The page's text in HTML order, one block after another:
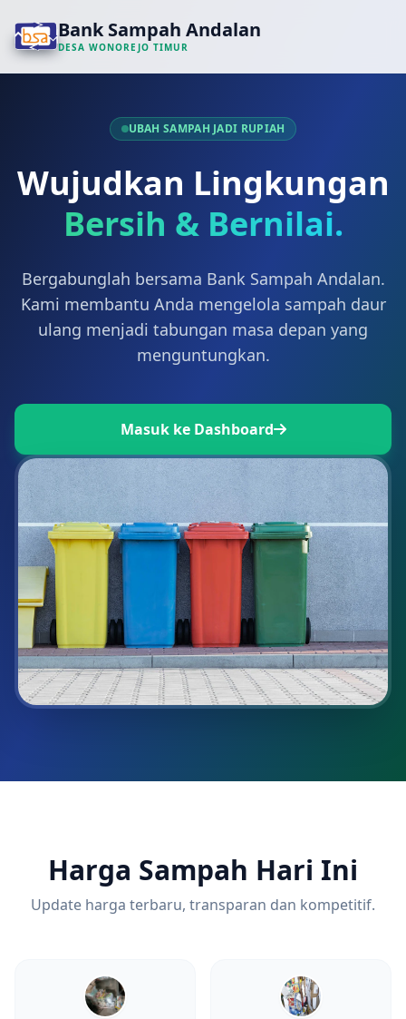
Bank Sampah Andalan
DESA WONOREJO TIMUR
UBAH SAMPAH JADI RUPIAH
Wujudkan Lingkungan
Bersih & Bernilai.
Bergabunglah bersama Bank Sampah Andalan.
Kami membantu Anda mengelola sampah daur
ulang menjadi tabungan masa depan yang
menguntungkan.
Masuk ke Dashboard
Harga Sampah Hari Ini
Update harga terbaru, transparan dan kompetitif.